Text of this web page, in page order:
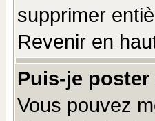
supprimer
Revenir en
Puis-je poster
Vous pouvez